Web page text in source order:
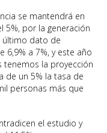
se mantendrá en
5%, por la generación
último dato de
6,9% a 7%, y este año
tenemos la proyección
de un 5% la tasa de
personas más que
el estudio y